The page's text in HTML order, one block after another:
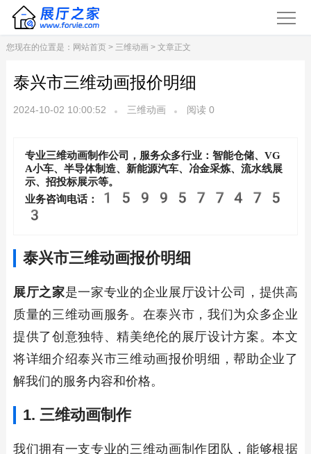
您现在的位置是： 网站首页> 三维动画> 文章正文
泰兴市三维动画报价明细
2024-10-02 10:00:52 三维动画 阅读 0
专业三维动画制作公司，服务众多行业：智能仓储、VG
A小车、半导体制造、新能源汽车、冶金采炼、流水线展
示、招投标展示等。
业务咨询电话：
1599577475
3
泰兴市三维动画报价明细
展厅之家是一家专业的企业展厅设计公司，提供高
质量的三维动画服务。在泰兴市，我们为众多企业
提供了创意独特、精美绝伦的展厅设计方案。本文
将详细介绍泰兴市三维动画报价明细，帮助企业了
解我们的服务内容和价格。
1. 三维动画制作
我们拥有一支专业的三维动画制作团队，能够根据